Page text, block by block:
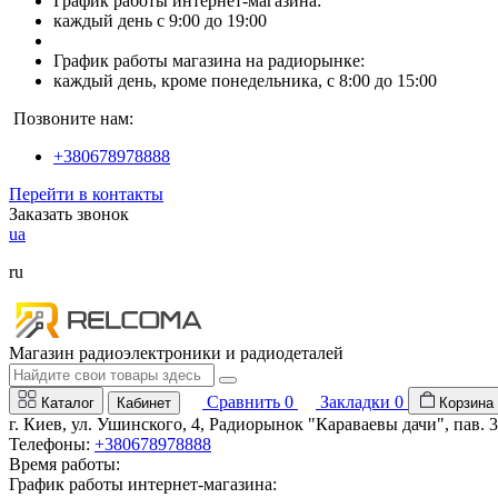
каждый день с 9:00 до 19:00
График работы магазина на радиорынке:
каждый день, кроме понедельника, с 8:00 до 15:00
Позвоните нам:
+380678978888
Перейти в контакты
Заказать звонок
ua
ru
Магазин радиоэлектроники и радиодеталей
Каталог Кабинет Сравнить 0 Закладки 0 Корзина
г. Киев, ул. Ушинского, 4, Радиорынок "Караваевы дачи", пав.
Телефоны: +380678978888
Время работы:
График работы интернет-магазина: